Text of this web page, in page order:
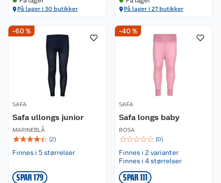
På lager i 30 butikker På lager i 27 butikker
-60 %
SAFA
Safa ullongs junior
MARINEBLÅ
☆☆☆☆☆ (2)
Finnes i 5 størrelser
SPAR 179
-40 %
SAFA
Safa longs baby
ROSA
☆☆☆☆☆ (0)
Finnes i 2 varianter
Finnes i 4 størrelser
SPAR 111